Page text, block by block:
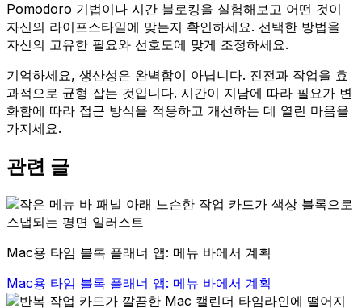
Pomodoro 기법이나 시간 블로킹을 실험해보고 어떤 것이
자신의 라이프스타일에 맞는지 확인하세요. 선택한 방법을
자신의 고유한 필요와 선호도에 맞게 조정하세요.
기억하세요, 생산성은 완벽함이 아닙니다. 진전과 작업을 효
과적으로 균형 잡는 것입니다. 시간이 지남에 따라 필요가 변
화함에 따라 접근 방식을 적응하고 개선하는 데 열린 마음을
가지세요.
관련 글
Mac용 타임 블록 플래너 앱: 메뉴 바에서 계획
Mac용 타임 블록 플래너 앱: 메뉴 바에서 계획